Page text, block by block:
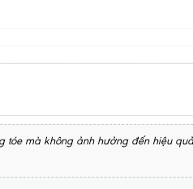
tóe mà không ảnh hưởng đến hiệu